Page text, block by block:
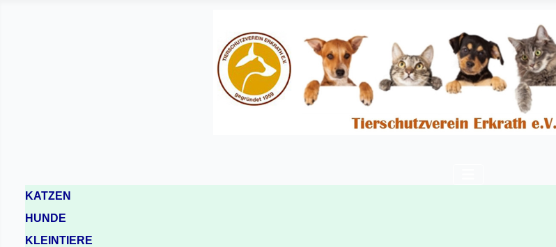
KATZEN
HUNDE
KLEINTIERE